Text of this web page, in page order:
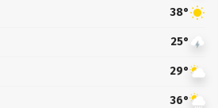
38°
25°
29°
36°